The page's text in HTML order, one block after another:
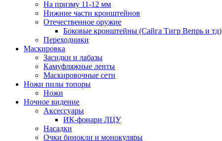
На призму 11-12 мм
Нижние части кронштейнов
Отечественное оружие
Боковые кронштейны (Сайга Тигр Вепрь и тд)
Переходники
Маскировка
Засидки и лабазы
Камуфляжные ленты
Маскировочные сети
Ножи пилы топоры
Ножи
Ночное видение
Аксессуары
ИК-фонари ЛЦУ
Насадки
Очки бинокли и монокуляры